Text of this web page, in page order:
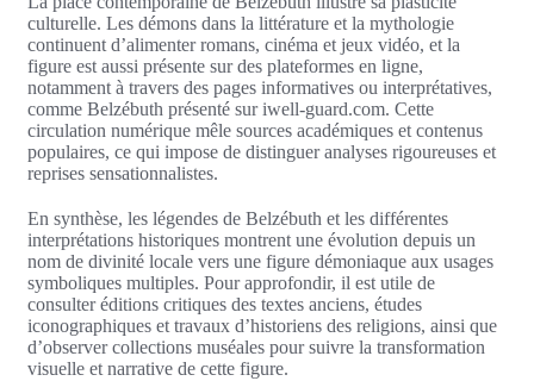
culturelle. Les démons dans la littérature et la mythologie
continuent d’alimenter romans, cinéma et jeux vidéo, et la
figure est aussi présente sur des plateformes en ligne,
notamment à travers des pages informatives ou interprétatives,
comme Belzébuth présenté sur iwell-guard.com. Cette
circulation numérique mêle sources académiques et contenus
populaires, ce qui impose de distinguer analyses rigoureuses et
reprises sensationnalistes.
En synthèse, les légendes de Belzébuth et les différentes
interprétations historiques montrent une évolution depuis un
nom de divinité locale vers une figure démoniaque aux usages
symboliques multiples. Pour approfondir, il est utile de
consulter éditions critiques des textes anciens, études
iconographiques et travaux d’historiens des religions, ainsi que
d’observer collections muséales pour suivre la transformation
visuelle et narrative de cette figure.